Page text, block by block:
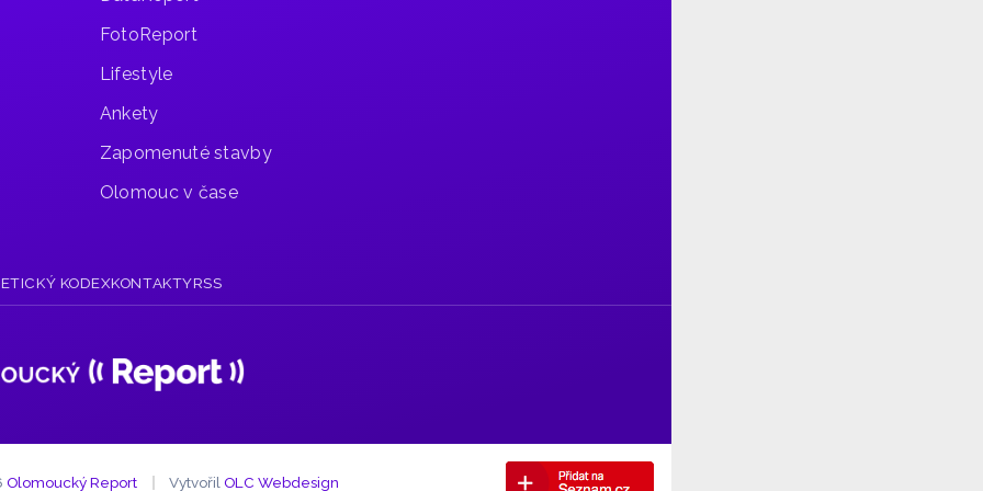
FotoReport
Lifestyle
Ankety
Zapomenuté stavby
Olomouc v čase
ETICKÝ KODEXKONTAKTYRSS
Olomoucký Report VytvořilOLC Webdesign